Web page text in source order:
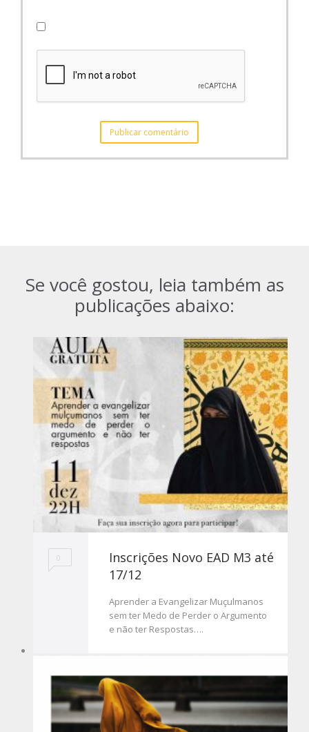
Se você gostou, leia também as
publicações abaixo:
0
Inscrições Novo EAD M3 até
17/12
Aprender a Evangelizar Muçulmanos
sem ter Medo de Perder o Argumento
e não ter Respostas….